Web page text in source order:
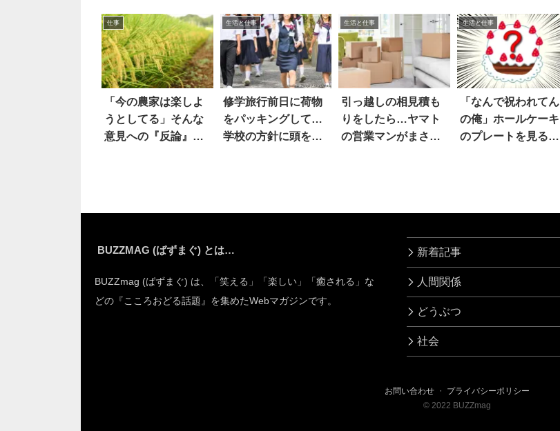
仕事
「今の農家は楽しよ
うとしてる」そんな
意見への『反論』
生活と仕事
修学旅行前日に荷物
をパッキングして…
学校の方針に頭を抱
生活と仕事
引っ越しの相見積も
りをしたら…ヤマト
の営業マンがまさか
生活と仕事
「なんで祝われてん
の俺」ホールケーキ
のプレートを見る
BUZZMAG (ばずまぐ) とは…
BUZZmag (ばずまぐ) は、「笑える」「楽しい」「癒される」な
どの『こころおどる話題』を集めたWebマガジンです。
新着記事
人間関係
どうぶつ
社会
お問い合わせ ・ プライバシーポリシー
© 2022 BUZZmag